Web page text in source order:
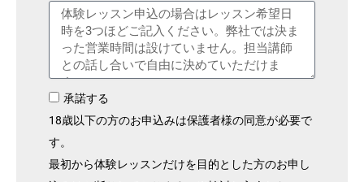
承諾する
18歳以下の方のお申込みは保護者様の同意が必要で
す。
最初から体験レッスンだけを目的とした方のお申し